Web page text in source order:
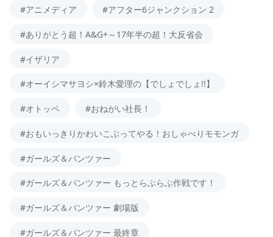
#アニメディア #アフター6ジャンクション 2
#ありがとう超！A&G+～17年半の超！大反省会
#イザリア
#オーイシマサヨシ×鈴木愛理の【でしょでしょ!!】
#オトッペ #おねがい社長！
#おもいっきりかわいこぶってやる！おしゃべりモモンガ
#ガールズ＆パンツァー
#ガールズ＆パンツァー もっとらぶらぶ作戦です！
#ガールズ＆パンツァー 劇場版
#ガールズ＆パンツァー 最終章